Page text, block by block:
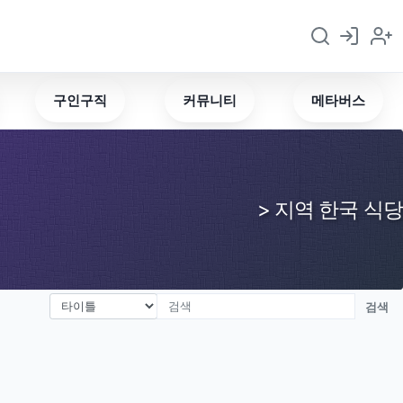
구인구직 커뮤니티 메타버스
> 지역 한국 식당
검색